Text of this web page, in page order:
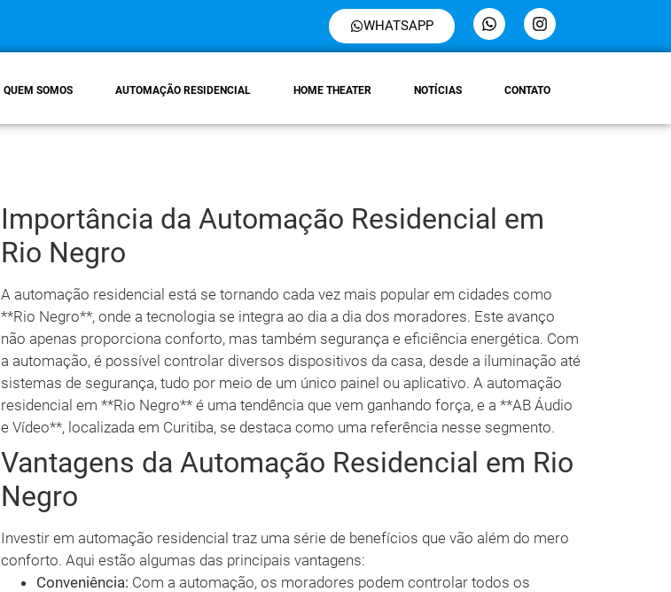
WHATSAPP
QUEM SOMOS AUTOMAÇÃO RESIDENCIAL HOME THEATER NOTÍCIAS CONTATO
Importância da Automação Residencial em
Rio Negro
A automação residencial está se tornando cada vez mais popular em cidades como
**Rio Negro**, onde a tecnologia se integra ao dia a dia dos moradores. Este avanço
não apenas proporciona conforto, mas também segurança e eficiência energética. Com
a automação, é possível controlar diversos dispositivos da casa, desde a iluminação até
sistemas de segurança, tudo por meio de um único painel ou aplicativo. A automação
residencial em **Rio Negro** é uma tendência que vem ganhando força, e a **AB Áudio
e Vídeo**, localizada em Curitiba, se destaca como uma referência nesse segmento.
Vantagens da Automação Residencial em Rio
Negro
Investir em automação residencial traz uma série de benefícios que vão além do mero
conforto. Aqui estão algumas das principais vantagens:
Conveniência: Com a automação, os moradores podem controlar todos os